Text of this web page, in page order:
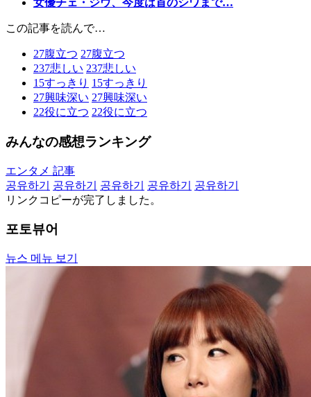
女優チェ・ジウ、今度は首のシワまで…
この記事を読んで…
27腹立つ 27腹立つ
237悲しい 237悲しい
15すっきり 15すっきり
27興味深い 27興味深い
22役に立つ 22役に立つ
みんなの感想ランキング
エンタメ 記事
공유하기
공유하기 공유하기 공유하기
공유하기
リンクコピーが完了しました。
포토뷰어
뉴스 메뉴 보기